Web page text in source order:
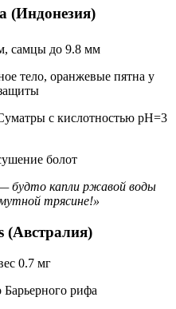
(Индонезия)
самцы до 9.8 мм
тело, оранжевые пятна у
с кислотностью pH=3
болот
— будто капли ржавой воды
трясине!»
(Австралия)
0.7 мг
рифа